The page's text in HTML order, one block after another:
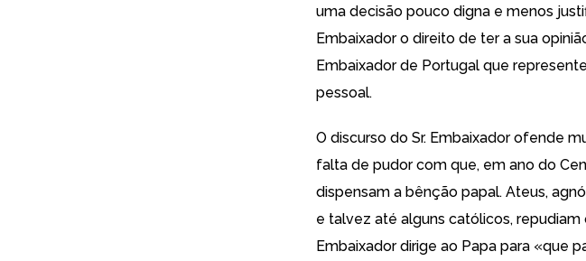
uma decisão pouco digna e menos
Embaixador o direito de ter a sua
Embaixador de Portugal que
pessoal.
O discurso do Sr. Embaixador ofende
falta de pudor com que, em ano do
dispensam a bênção papal. Ateus,
e talvez até alguns católicos,
Embaixador dirige ao Papa para «que